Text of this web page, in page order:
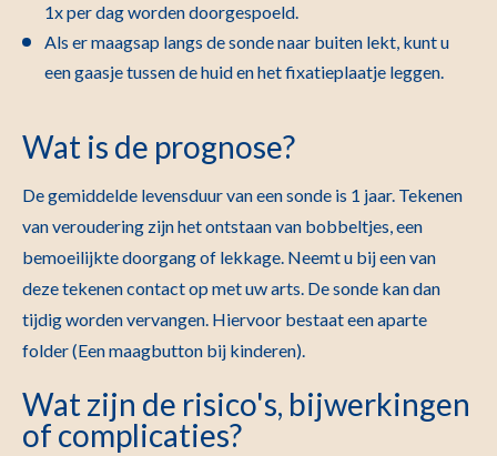
1x per dag worden doorgespoeld.
Als er maagsap langs de sonde naar buiten lekt, kunt u
een gaasje tussen de huid en het fixatieplaatje leggen.
Wat is de prognose?
De gemiddelde levensduur van een sonde is 1 jaar. Tekenen
van veroudering zijn het ontstaan van bobbeltjes, een
bemoeilijkte doorgang of lekkage. Neemt u bij een van
deze tekenen contact op met uw arts. De sonde kan dan
tijdig worden vervangen. Hiervoor bestaat een aparte
folder (Een maagbutton bij kinderen).
Wat zijn de risico's, bijwerkingen
of complicaties?